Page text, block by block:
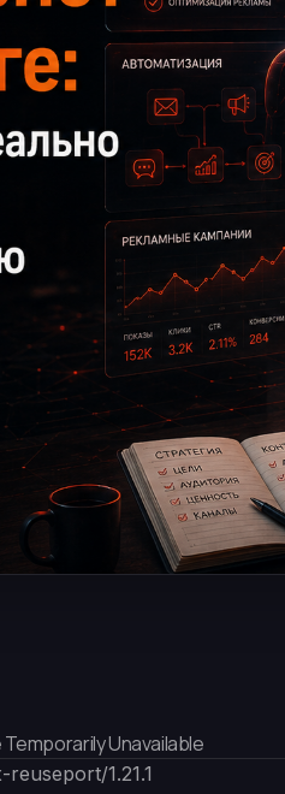
Unavailable
reuseport/1.21.1